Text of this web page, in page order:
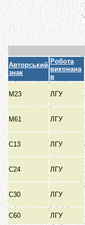
Авторський
знак
Робота
виконана
в
М23 ЛГУ
М61 ЛГУ
С13 ЛГУ
С24 ЛГУ
С30 ЛГУ
С60
ЛГУ